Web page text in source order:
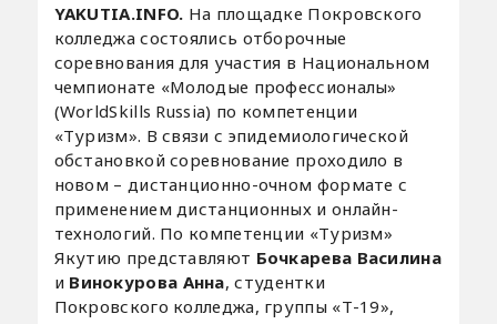
YAKUTIA.INFO. На площадке Покровского
колледжа состоялись отборочные
соревнования для участия в Национальном
чемпионате «Молодые профессионалы»
(WorldSkills Russia) по компетенции
«Туризм». В связи с эпидемиологической
обстановкой соревнование проходило в
новом – дистанционно-очном формате с
применением дистанционных и онлайн-
технологий. По компетенции «Туризм»
Якутию представляют Бочкарева Василина
и Винокурова Анна, студентки
Покровского колледжа, группы «Т-19»,